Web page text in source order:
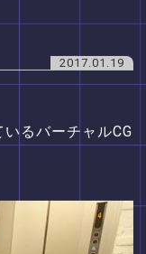
2017.01.19
るバーチャルCG